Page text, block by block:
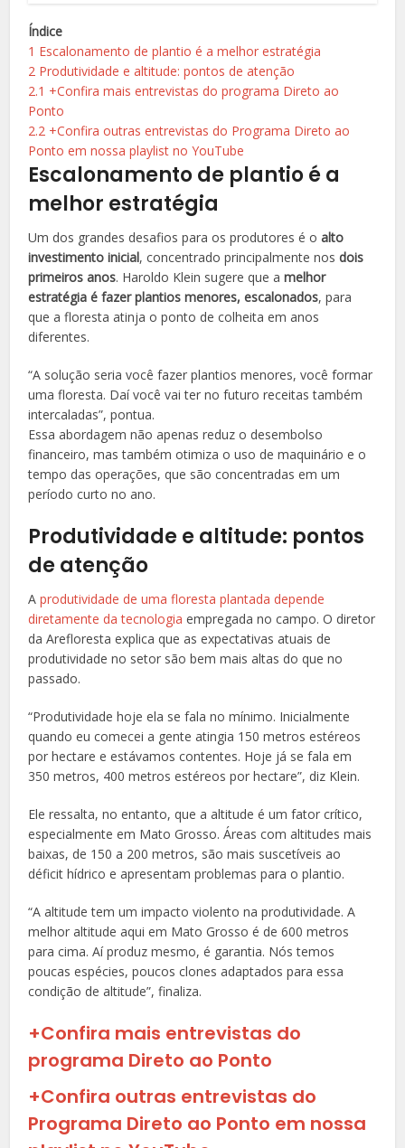
Índice
1 Escalonamento de plantio é a melhor estratégia
2 Produtividade e altitude: pontos de atenção
2.1 +Confira mais entrevistas do programa Direto ao
Ponto
2.2 +Confira outras entrevistas do Programa Direto ao
Ponto em nossa playlist no YouTube
Escalonamento de plantio é a
melhor estratégia
Um dos grandes desafios para os produtores é oalto
investimento inicial, concentrado principalmente nosdois
primeiros anos. Haroldo Klein sugere que amelhor
estratégia é fazer plantios menores, escalonados, para
que a floresta atinja o ponto de colheita em anos
diferentes.
“A solução seria você fazer plantios menores, você formar
uma floresta. Daí você vai ter no futuro receitas também
intercaladas”, pontua.
Essa abordagem não apenas reduz o desembolso
financeiro, mas também otimiza o uso de maquinário e o
tempo das operações, que são concentradas em um
período curto no ano.
Produtividade e altitude: pontos
de atenção
Aprodutividade de uma floresta plantada depende
diretamente da tecnologia empregada no campo. O diretor
da Arefloresta explica que as expectativas atuais de
produtividade no setor são bem mais altas do que no
passado.
“Produtividade hoje ela se fala no mínimo. Inicialmente
quando eu comecei a gente atingia 150 metros estéreos
por hectare e estávamos contentes. Hoje já se fala em
350 metros, 400 metros estéreos por hectare”, diz Klein.
Ele ressalta, no entanto, que a altitude é um fator crítico,
especialmente em Mato Grosso. Áreas com altitudes mais
baixas, de 150 a 200 metros, são mais suscetíveis ao
déficit hídrico e apresentam problemas para o plantio.
“A altitude tem um impacto violento na produtividade. A
melhor altitude aqui em Mato Grosso é de 600 metros
para cima. Aí produz mesmo, é garantia. Nós temos
poucas espécies, poucos clones adaptados para essa
condição de altitude”, finaliza.
+Confira mais entrevistas do
programa Direto ao Ponto
+Confira outras entrevistas do
Programa Direto ao Ponto em nossa